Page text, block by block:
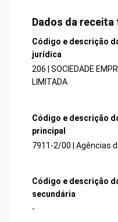
Dados da receita
Código e descrição
jurídica
206 | SOCIEDADE
LIMITADA
Código e descrição
principal
7911-2/00 | Agências
Código e descrição
secundária
-